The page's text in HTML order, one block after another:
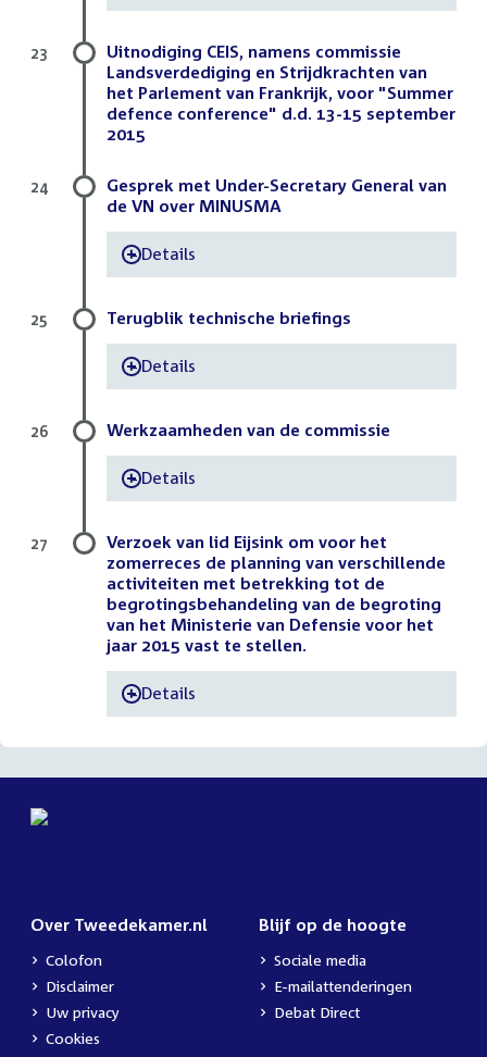
Uitnodiging CEIS, namens commissie
Landsverdediging en Strijdkrachten van
het Parlement van Frankrijk, voor "Summer
defence conference" d.d. 13-15 september
2015
23
Gesprek met Under-Secretary General van
de VN over MINUSMA
-Details
24
Terugblik technische briefings
-Details
25
Werkzaamheden van de commissie
-Details
26
Verzoek van lid Eijsink om voor het
zomerreces de planning van verschillende
activiteiten met betrekking tot de
begrotingsbehandeling van de begroting
van het Ministerie van Defensie voor het
jaar 2015 vast te stellen.
-Details
27
Over Tweedekamer.nl
Colofon
Disclaimer
Uw privacy
Cookies
Blijf op de hoogte
Sociale media
E-mailattenderingen
Debat Direct